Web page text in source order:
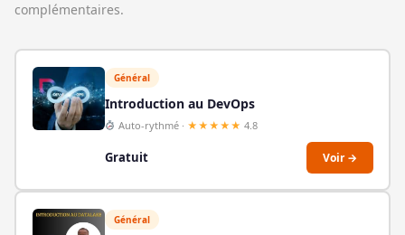
complémentaires.
Général
Introduction au DevOps
Auto-rythmé · ★★★★★ 4.8
Gratuit Voir →
Général